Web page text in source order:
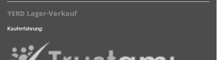
YERD Lager-Verkauf
Kauferfahrung: